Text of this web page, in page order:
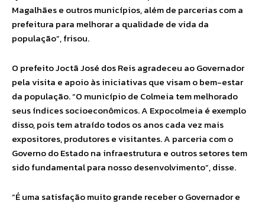
Magalhães e outros municípios, além de parcerias com a
prefeitura para melhorar a qualidade de vida da
população”, frisou.
O prefeito Joctã José dos Reis agradeceu ao Governador
pela visita e apoio às iniciativas que visam o bem-estar
da população. “O município de Colmeia tem melhorado
seus índices socioeconômicos. A Expocolmeia é exemplo
disso, pois tem atraído todos os anos cada vez mais
expositores, produtores e visitantes. A parceria com o
Governo do Estado na infraestrutura e outros setores tem
sido fundamental para nosso desenvolvimento”, disse.
“É uma satisfação muito grande receber o Governador e